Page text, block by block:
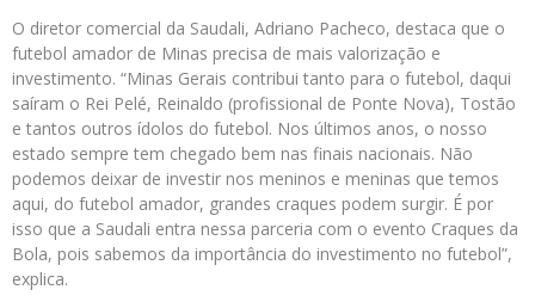
O diretor comercial da Saudali, Adriano Pacheco, destaca que o
futebol amador de Minas precisa de mais valorização e
investimento. “Minas Gerais contribui tanto para o futebol, daqui
saíram o Rei Pelé, Reinaldo (profissional de Ponte Nova), Tostão
e tantos outros ídolos do futebol. Nos últimos anos, o nosso
estado sempre tem chegado bem nas finais nacionais. Não
podemos deixar de investir nos meninos e meninas que temos
aqui, do futebol amador, grandes craques podem surgir. É por
isso que a Saudali entra nessa parceria com o evento Craques da
Bola, pois sabemos da importância do investimento no futebol”,
explica.